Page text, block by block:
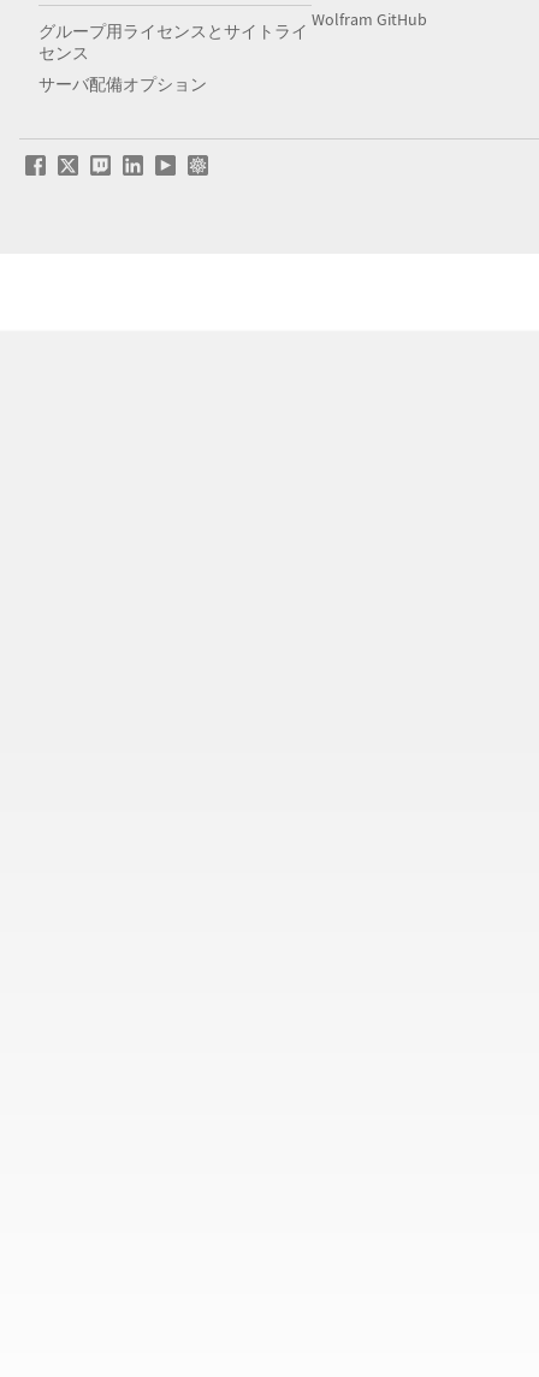
グループ用ライセンスとサイトライ
センス
サーバ配備オプション
Wolfram GitHub